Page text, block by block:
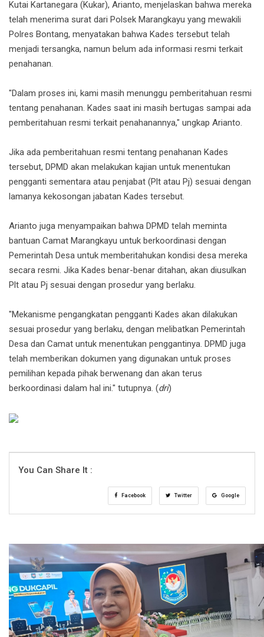
Kutai Kartanegara (Kukar), Arianto, menjelaskan bahwa mereka
telah menerima surat dari Polsek Marangkayu yang mewakili
Polres Bontang, menyatakan bahwa Kades tersebut telah
menjadi tersangka, namun belum ada informasi resmi terkait
penahanan.
"Dalam proses ini, kami masih menunggu pemberitahuan resmi
tentang penahanan. Kades saat ini masih bertugas sampai ada
pemberitahuan resmi terkait penahanannya," ungkap Arianto.
Jika ada pemberitahuan resmi tentang penahanan Kades
tersebut, DPMD akan melakukan kajian untuk menentukan
pengganti sementara atau penjabat (Plt atau Pj) sesuai dengan
lamanya kekosongan jabatan Kades tersebut.
Arianto juga menyampaikan bahwa DPMD telah meminta
bantuan Camat Marangkayu untuk berkoordinasi dengan
Pemerintah Desa untuk memberitahukan kondisi desa mereka
secara resmi. Jika Kades benar-benar ditahan, akan diusulkan
Plt atau Pj sesuai dengan prosedur yang berlaku.
"Mekanisme pengangkatan pengganti Kades akan dilakukan
sesuai prosedur yang berlaku, dengan melibatkan Pemerintah
Desa dan Camat untuk menentukan penggantinya. DPMD juga
telah memberikan dokumen yang digunakan untuk proses
pemilihan kepada pihak berwenang dan akan terus
berkoordinasi dalam hal ini." tutupnya. (dri)
You Can Share It :
Facebook Twitter Google